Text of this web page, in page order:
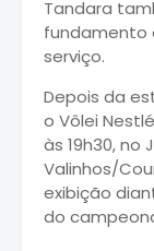
Tandara
fundamento
serviço.
Depois da
o Vôlei
às 19h30, no
Valinhos/
exibição
do